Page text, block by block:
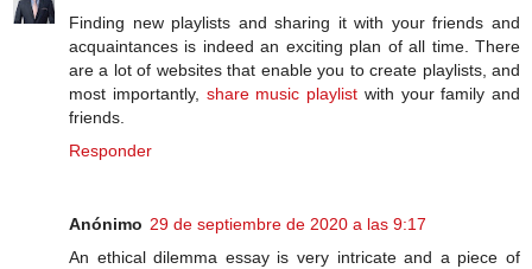
Finding new playlists and sharing it with your friends and
acquaintances is indeed an exciting plan of all time. There
are a lot of websites that enable you to create playlists, and
most importantly, share music playlist with your family and
friends.
Responder
Anónimo 29 de septiembre de 2020 a las 9:17
An ethical dilemma essay is very intricate and a piece of